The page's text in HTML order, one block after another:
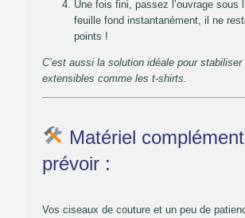
Une fois fini, passez l’ouvrage sous
feuille fond instantanément, il ne
points !
C’est aussi la solution idéale pour
extensibles comme les t-shirts.
Matériel
prévoir :
Vos ciseaux de couture et un peu de